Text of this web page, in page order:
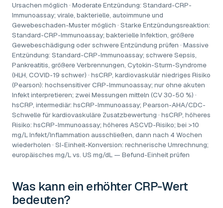
Ursachen möglich · Moderate Entzündung: Standard-CRP-
Immunoassay; virale, bakterielle, autoimmune und
Gewebeschaden-Muster möglich · Starke Entzündungsreaktion:
Standard-CRP-Immunoassay; bakterielle Infektion, größere
Gewebeschädigung oder schwere Entzündung prüfen · Massive
Entzündung: Standard-CRP-Immunoassay; schwere Sepsis,
Pankreatitis, größere Verbrennungen, Cytokin-Sturm-Syndrome
(HLH, COVID-19 schwer) · hsCRP, kardiovaskulär niedriges Risiko
(Pearson): hochsensitiver CRP-Immunoassay; nur ohne akuten
Infekt interpretieren; zwei Messungen mitteln (CV 30-50 %) ·
hsCRP, intermediär: hsCRP-Immunoassay; Pearson-AHA/CDC-
Schwelle für kardiovaskuläre Zusatzbewertung · hsCRP, höheres
Risiko: hsCRP-Immunoassay; höheres ASCVD-Risiko; bei >10
mg/L Infekt/Inflammation ausschließen, dann nach 4 Wochen
wiederholen · SI-Einheit-Konversion: rechnerische Umrechnung;
europäisches mg/L vs. US mg/dL — Befund-Einheit prüfen
Was kann ein erhöhterCRP-Wert
bedeuten?